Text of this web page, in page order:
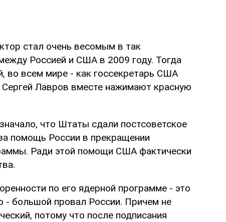
стал очень весомым в так
Россией и США в 2009 году. Тогда
во всем мире - как госсекретарь США
Лавров вместе нажимают красную
что Штаты сдали постсоветское
помощь России в прекращении
Ради этой помощи США фактически
по его ядерной программе - это
большой провал России. Причем не
потому что после подписания